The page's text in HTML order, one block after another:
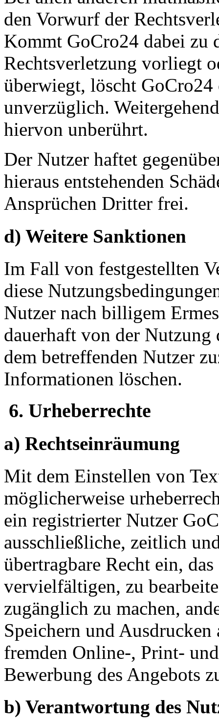
den Vorwurf der
Kommt GoCro24 dabei zu
Rechtsverletzung vorliegt
überwiegt, löscht
unverzüglich.
hiervon unberührt.
Der Nutzer haftet
hieraus entstehenden
Ansprüchen Dritter frei.
d) Weitere Sanktionen
Im Fall von festgestellten
diese
Nutzer nach billigem
dauerhaft von der Nutzung
dem betreffenden Nutzer
Informationen löschen.
6. Urheberrechte
a) Rechtseinräumung
Mit dem Einstellen von
möglicherweise
ein registrierter Nutzer
ausschließliche, zeitlich
übertragbare Recht ein,
vervielfältigen, zu
zugänglich zu machen,
Speichern und
fremden Online-, Print-
Bewerbung des Angebots
b) Verantwortung des